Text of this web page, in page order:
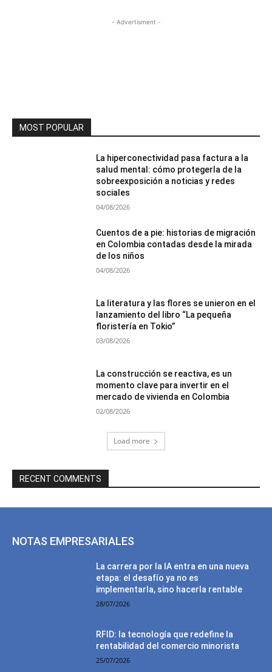
- Advertisment -
MOST POPULAR
La hiperconectividad pasa factura a la
salud mental: cómo protegerla de la
sobreexposición a noticias y redes
sociales
04/08/2026
Cuentos de a pie: historias de migración
en Colombia contadas desde la mirada
de los niños
04/08/2026
La literatura y las flores se unieron en el
lanzamiento del libro “La pequeña
floristería en Tokio”
03/08/2026
La construcción se reactiva, es un
momento clave para invertir en el
mercado de vivienda en Colombia
02/08/2026
Load more
RECENT COMMENTS
NOTAS EMPRESARIALES
La carrera por la IA entra en una nueva
etapa: el desafío ya no es
implementarla, sino hacerla rentable
28/07/2026
RFID: la tecnología que redefine la
rentabilidad del comercio minorista
25/07/2026